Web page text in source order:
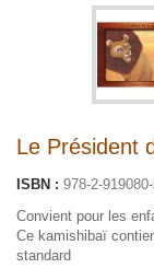
Le Président
ISBN : 978-2-
Convient pour les
Ce kamishibaï
standard